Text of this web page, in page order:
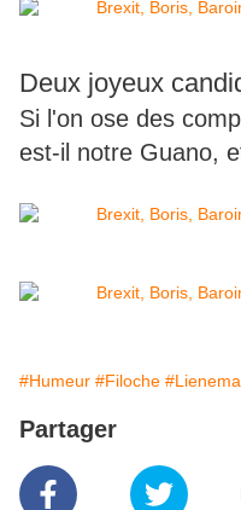
Deux joyeux
Si l'on ose des
est-il notre Guano,
#Humeur #Filoche
Partager